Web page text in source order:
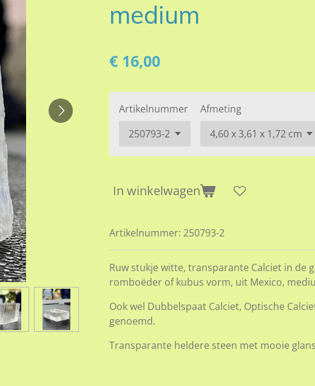
medium
€ 16,00
Artikelnummer Afmeting
In winkelwagen
Artikelnummer: 250793-2
Ruw stukje witte, transparante Calciet in de
romboëder ofkubus vorm, uit Mexico,
Ook wel Dubbelspaat Calciet, Optische
genoemd.
Transparante heldere steen met mooie